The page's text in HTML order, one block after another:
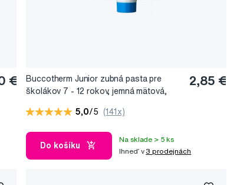
€
Buccotherm Junior zubná pasta pre
školákov 7 - 12 rokov, jemná mätová,
2,85 €
5,0/5 (141x)
Do košíku
Na sklade > 5 ks
Ihneď v 3 prodejnách